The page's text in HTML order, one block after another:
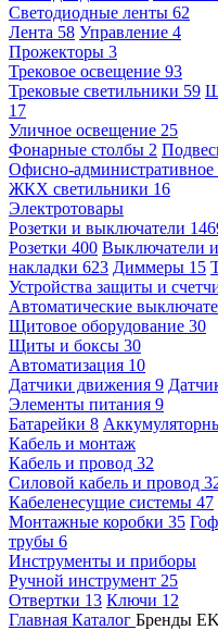
Светодиодные ленты 62
Лента 58 Управление 4
Прожекторы 3
Трековое освещение 93
Трековые светильники 59
17
Уличное освещение 25
Фонарные столбы 2
Офисно-административное
ЖКХ светильники 16
Электротовары
Розетки и выключатели
Розетки 400 Выключатели
накладки 623 Диммеры 15
Устройства защиты и
Автоматические
Щитовое оборудование 30
Щиты и боксы 30
Автоматизация 10
Датчики движения 9
Элементы питания 9
Батарейки 8
Кабель и монтаж
Кабель и провод 32
Силовой кабель и провод
Кабеленесущие системы 47
Монтажные коробки 35
трубы 6
Инструменты и приборы
Ручной инструмент 25
Отвертки 13 Ключи 12
Главная Каталог Бренды